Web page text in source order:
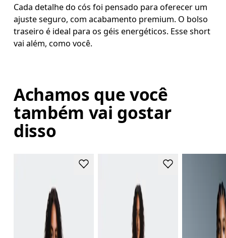
Cada detalhe do cós foi pensado para oferecer um
ajuste seguro, com acabamento premium. O bolso
traseiro é ideal para os géis energéticos. Esse short
vai além, como você.
Achamos que você
também vai gostar
disso